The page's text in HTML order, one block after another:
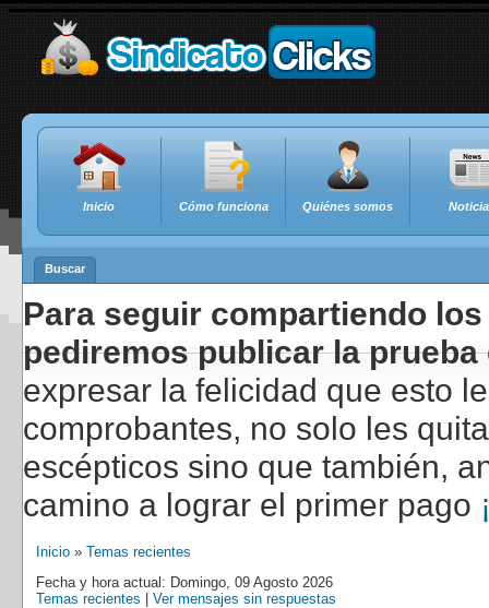
Inicio Cómo funciona Quiénes somos
Buscar
Para seguir compartiendo
pediremos publicar la
expresar la felicidad que esto
comprobantes, no solo les
escépticos sino que también,
camino a lograr el primer pago
Inicio » Temas recientes
Fecha y hora actual: Domingo, 09 Agosto 2026
Temas recientes
Ver mensajes sin respuestas